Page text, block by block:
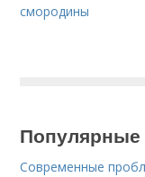
смородины
Современные